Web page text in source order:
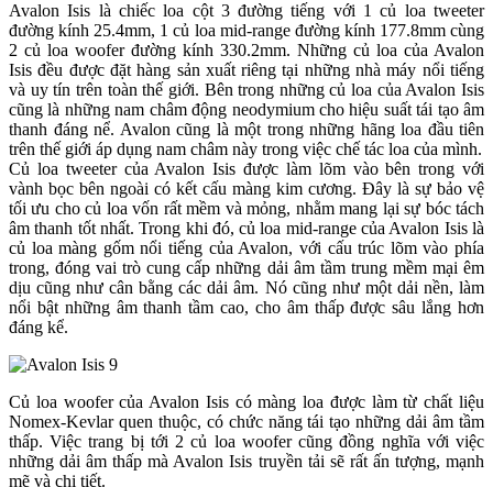
Avalon Isis là chiếc loa cột 3 đường tiếng với 1 củ loa tweeter
đường kính 25.4mm, 1 củ loa mid-range đường kính 177.8mm cùng
2 củ loa woofer đường kính 330.2mm. Những củ loa của Avalon
Isis đều được đặt hàng sản xuất riêng tại những nhà máy nổi tiếng
và uy tín trên toàn thế giới. Bên trong những củ loa của Avalon Isis
cũng là những nam châm động neodymium cho hiệu suất tái tạo âm
thanh đáng nể. Avalon cũng là một trong những hãng loa đầu tiên
trên thế giới áp dụng nam châm này trong việc chế tác loa của mình.
Củ loa tweeter của Avalon Isis được làm lõm vào bên trong với
vành bọc bên ngoài có kết cấu màng kim cương. Đây là sự bảo vệ
tối ưu cho củ loa vốn rất mềm và mỏng, nhằm mang lại sự bóc tách
âm thanh tốt nhất. Trong khi đó, củ loa mid-range của Avalon Isis là
củ loa màng gốm nổi tiếng của Avalon, với cấu trúc lõm vào phía
trong, đóng vai trò cung cấp những dải âm tầm trung mềm mại êm
dịu cũng như cân bằng các dải âm. Nó cũng như một dải nền, làm
nổi bật những âm thanh tầm cao, cho âm thấp được sâu lắng hơn
đáng kể.
Củ loa woofer của Avalon Isis có màng loa được làm từ chất liệu
Nomex-Kevlar quen thuộc, có chức năng tái tạo những dải âm tầm
thấp. Việc trang bị tới 2 củ loa woofer cũng đồng nghĩa với việc
những dải âm thấp mà Avalon Isis truyền tải sẽ rất ấn tượng, mạnh
mẽ và chi tiết.